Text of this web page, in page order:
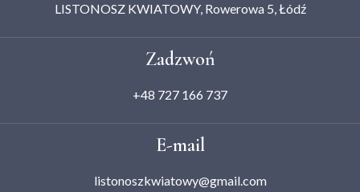
LISTONOSZ KWIATOWY, Rowerowa 5, Łódź
Zadzwoń
+48 727 166 737
E-mail
listonoszkwiatowy@gmail.com